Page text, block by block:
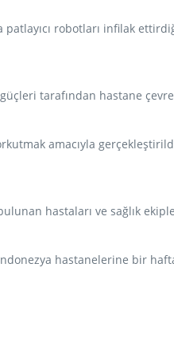
robotları infilak
tarafından hastane
amacıyla
hastaları ve sağlık
hastanelerine bir